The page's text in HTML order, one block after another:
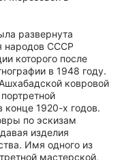
развернута
народов СССР
которого после
в 1948 году.
ковровой
конце 1920-х годов.
по эскизам
изделия
Имя одного из
мастерской,